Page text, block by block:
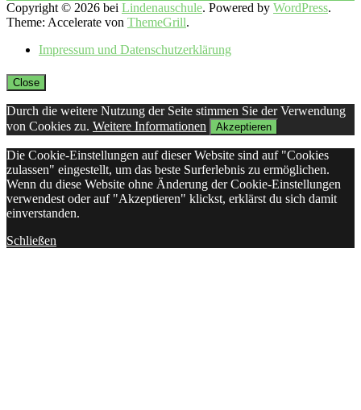
Copyright © 2026 bei Lindenauschule. Powered by WordPress.
Theme: Accelerate von ThemeGrill.
Impressum und Datenschutzerklärung
Close
Durch die weitere Nutzung der Seite stimmen Sie der Verwendung
von Cookies zu. Weitere Informationen Akzeptieren
Die Cookie-Einstellungen auf dieser Website sind auf "Cookies
zulassen" eingestellt, um das beste Surferlebnis zu ermöglichen.
Wenn du diese Website ohne Änderung der Cookie-Einstellungen
verwendest oder auf "Akzeptieren" klickst, erklärst du sich damit
einverstanden.
Schließen